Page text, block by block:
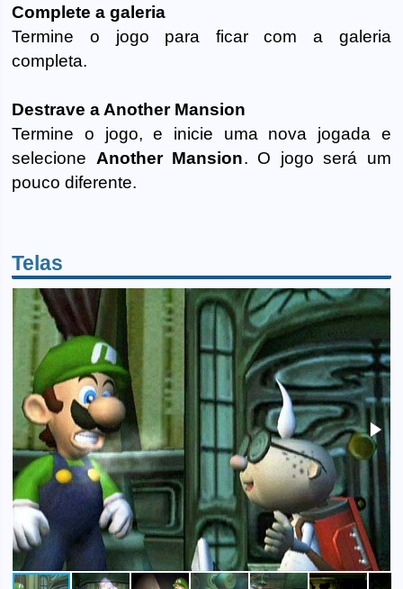
Complete a galeria
Termine o jogo para ficar com a galeria
completa.
Destrave a Another Mansion
Termine o jogo, e inicie uma nova jogada e
selecione Another Mansion. O jogo será um
pouco diferente.
Telas